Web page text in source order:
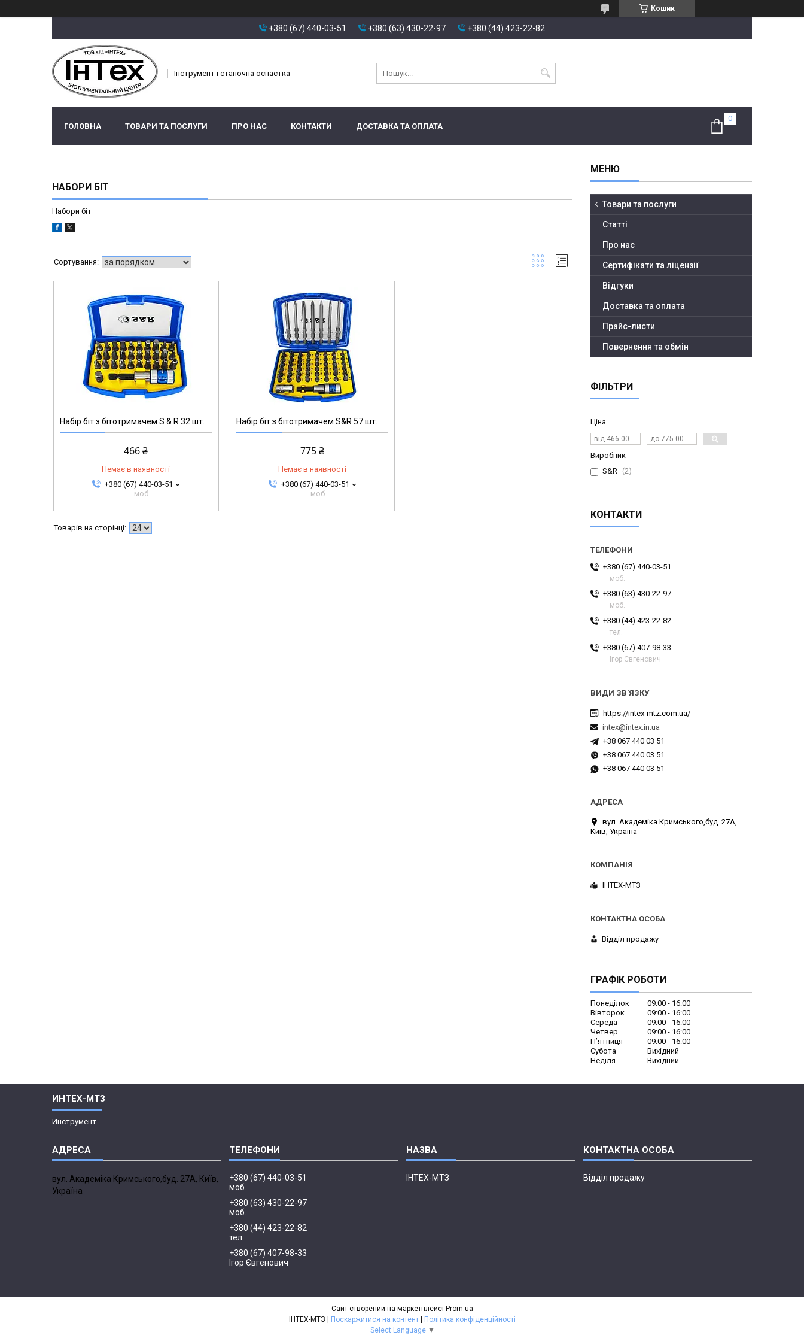
Кошик
+380 (67) 440-03-51 +380 (63) 430-22-97 +380 (44) 423-22-82
Інструмент і станочна оснастка
ГОЛОВНА ТОВАРИ ТА ПОСЛУГИ ПРО НАС КОНТАКТИ ДОСТАВКА ТА ОПЛАТА
НАБОРИ БІТ
Набори біт
Набір біт з бітотримачем S & R 32 шт.
466 ₴
Немає в наявності
+380 (67) 440-03-51
моб.
251512757
Набір біт з бітотримачем S&R 57 шт.
775 ₴
Немає в наявності
+380 (67) 440-03-51
моб.
Товари та послуги
Статті
Про нас
Сертифікати та ліцензії
Відгуки
Доставка та оплата
Прайс-листи
Повернення та обмін
ФІЛЬТРИ
Ціна
Виробник
S&R
2
КОНТАКТИ
+380 (67) 440-03-51
моб.
+380 (63) 430-22-97
моб.
+380 (44) 423-22-82
тел.
+380 (67) 407-98-33
Ігор Євгенович
https://intex-mtz.com.ua/
intex@intex.in.ua
+38 067 440 03 51
+38 067 440 03 51
+38 067 440 03 51
вул. Академіка Кримського,буд. 27А,
Київ, Україна
ІНТЕХ-МТЗ
Відділ продажу
ГРАФІК РОБОТИ
Понеділок 09:00
16:00
Вівторок
09:00
16:00
Середа
09:00
16:00
Четвер
09:00
16:00
Пʼятниця
09:00
16:00
Субота
Вихідний
Неділя
Вихідний
ИНТЕХ-МТЗ
Инструмент
вул. Академіка Кримського,буд. 27А, Київ,
Україна
+380 (67) 440-03-51
моб.
+380 (63) 430-22-97
моб.
+380 (44) 423-22-82
тел.
+380 (67) 407-98-33
Ігор Євгенович
ІНТЕХ-МТЗ Відділ продажу
Сайт створений на маркетплейсі Prom.ua
ІНТЕХ-МТЗ | Поскаржитися на контент | Політика конфіденційності
Select Language ▼